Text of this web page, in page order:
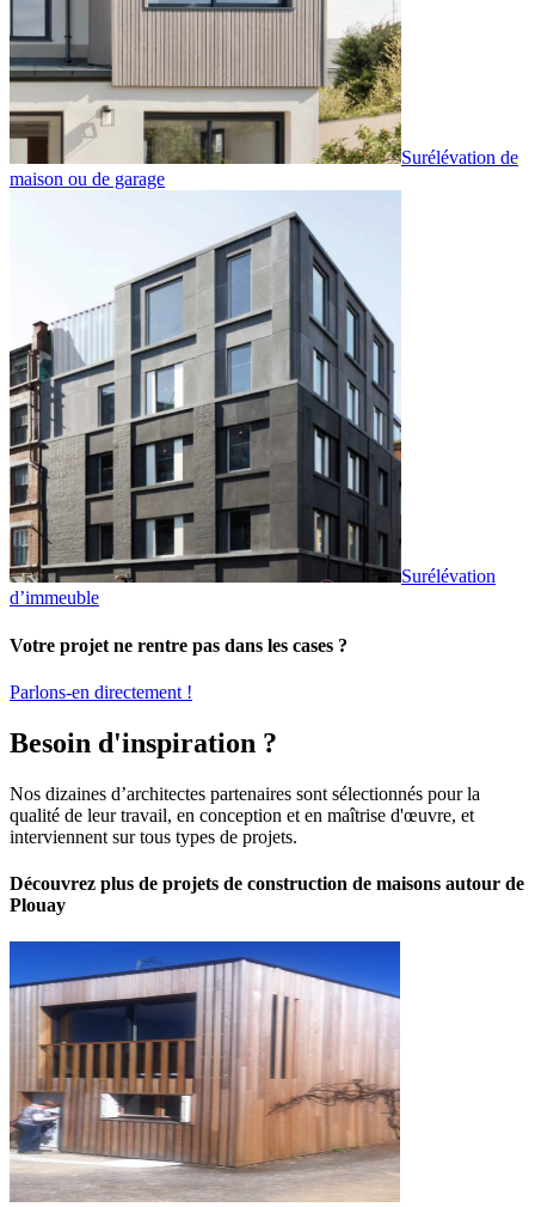
Surélévation de
maison ou de garage
Surélévation
d’immeuble
Votre projet ne rentre pas dans les cases ?
Parlons-en directement !
Besoin d'inspiration ?
Nos dizaines d’architectes partenaires sont sélectionnés pour la
qualité de leur travail, en conception et en maîtrise d'œuvre, et
interviennent sur tous types de projets.
Découvrez plus de projets de construction de maisons autour de
Plouay